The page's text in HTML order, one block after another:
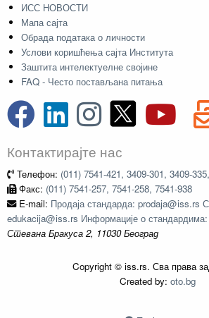
ИСС НОВОСТИ
Мапа сајта
Обрада података о личности
Услови коришћења сајта Института
Заштита интелектуелне својине
FAQ - Често постављана питања
Контактирајте нас
Телефон: (011) 7541-421, 3409-301, 3409-
Факс: (011) 7541-257, 7541-258, 7541-938
E-mail: Продаја стандарда: prodaja@iss.rs
edukacija@iss.rs Информације о
Стевана Бракуса 2, 11030 Београд
Copyright © iss.rs. Сва права
Created by: oto.bg